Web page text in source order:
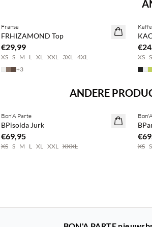
Fransa
FRHIZAMOND Top
€29,99
XS S M L XL XXL 3XL 4XL
+3
Kaffe
XS S
ANDERE
NEWS
Koop min. 2 & bespaar 20%
Bon'A Parte
BPisolda Jurk
€69,95
XS S M L XL XXL XXXL XS S